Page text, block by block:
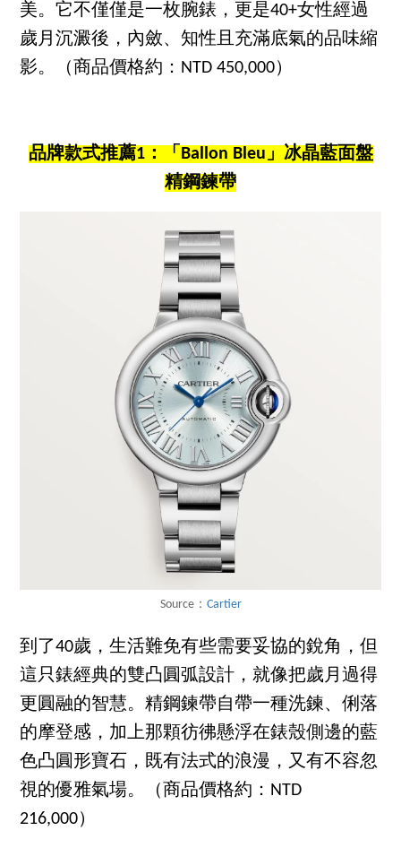
美。它不僅僅是一枚腕錶，更是40+女性經過
歲月沉澱後，內斂、知性且充滿底氣的品味縮
影。（商品價格約：NTD 450,000）
品牌款式推薦1：「Ballon Bleu」冰晶藍面盤
精鋼鍊帶
Source： Cartier
到了40歲，生活難免有些需要妥協的銳角，但
這只錶經典的雙凸圓弧設計，就像把歲月過得
更圓融的智慧。精鋼鍊帶自帶一種洗鍊、俐落
的摩登感，加上那顆彷彿懸浮在錶殼側邊的藍
色凸圓形寶石，既有法式的浪漫，又有不容忽
視的優雅氣場。（商品價格約：NTD
216,000）